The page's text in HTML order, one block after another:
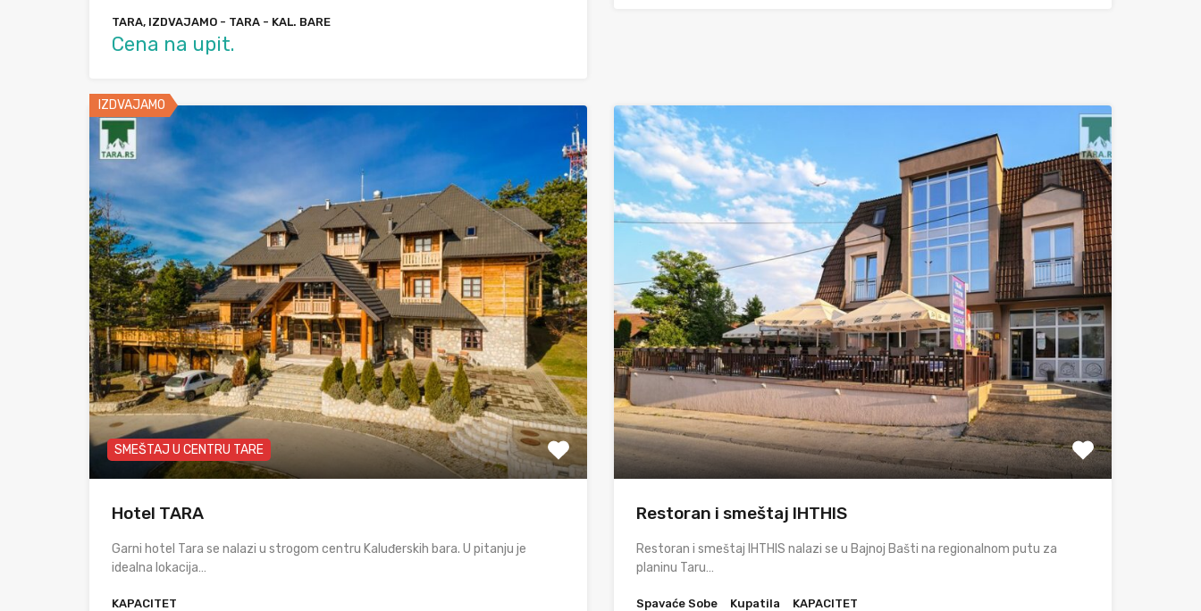
TARA, IZDVAJAMO - TARA - KAL. BARE
Cena na upit.
IZDVAJAMO
SMEŠTAJ U CENTRU TARE
Hotel TARA
Garni hotel Tara se nalazi u strogom centru Kaluđerskih bara. U pitanju je
idealna lokacija…
KAPACITET
Restoran i smeštaj IHTHIS
Restoran i smeštaj IHTHIS nalazi se u Bajnoj Bašti na regionalnom putu za
planinu Taru…
Spavaće Sobe
Kupatila
KAPACITET